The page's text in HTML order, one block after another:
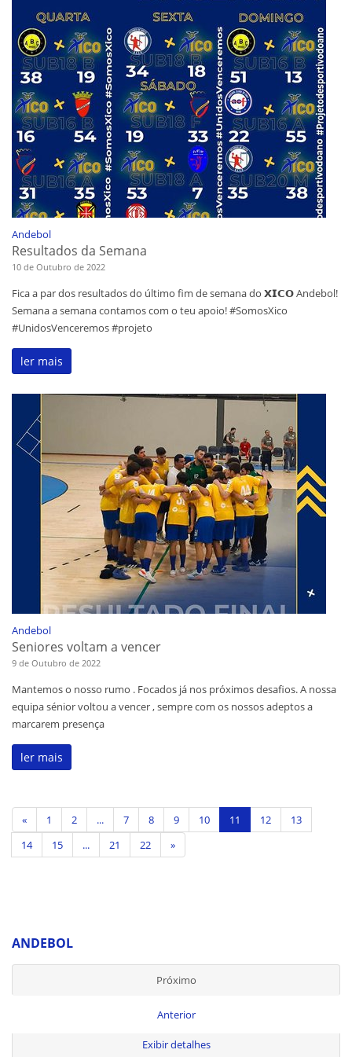
Andebol
Resultados da Semana
10 de Outubro de 2022
Fica a par dos resultados do último fim de semana do 𝗫𝗜𝗖𝗢 Andebol!
Semana a semana contamos com o teu apoio! #SomosXico
#UnidosVenceremos #projeto
ler mais
Andebol
Seniores voltam a vencer
9 de Outubro de 2022
Mantemos o nosso rumo . Focados já nos próximos desafios. A nossa
equipa sénior voltou a vencer , sempre com os nossos adeptos a
marcarem presença
ler mais
« 1 2 ... 7 8 9 10 11 12
13
14
15 ... 21 22 »
ANDEBOL
Próximo
Anterior
Exibir detalhes